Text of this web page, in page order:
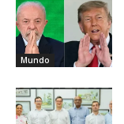
Mundo